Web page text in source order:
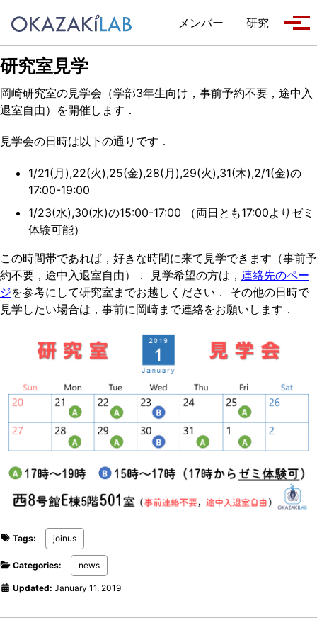
メンバー
研究
研究室見学
岡崎研究室の見学会（学部3年生向け，事前予約不要，途中入
退室自由）を開催します．
見学会の日時は以下の通りです．
1/21(月),22(火),25(金),28(月),29(火),31(木),2/1(金)の
17:00-19:00
1/23(水),30(水)の15:00-17:00 （両日とも17:00よりゼミ
体験可能）
この時間帯であれば，好きな時間に来て見学できます（事前予
約不要，途中入退室自由）． 見学希望の方は， 連絡先のペー
ジを参考にして研究室までお越しください． その他の日時で
見学したい場合は，事前に岡崎まで連絡をお願いします．
Tags: joinus
Categories: news
Updated: January 11, 2019